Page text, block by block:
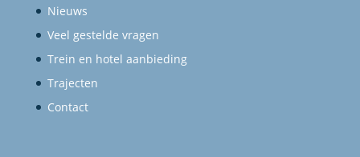
Nieuws
Veel gestelde vragen
Trein en hotel aanbieding
Trajecten
Contact